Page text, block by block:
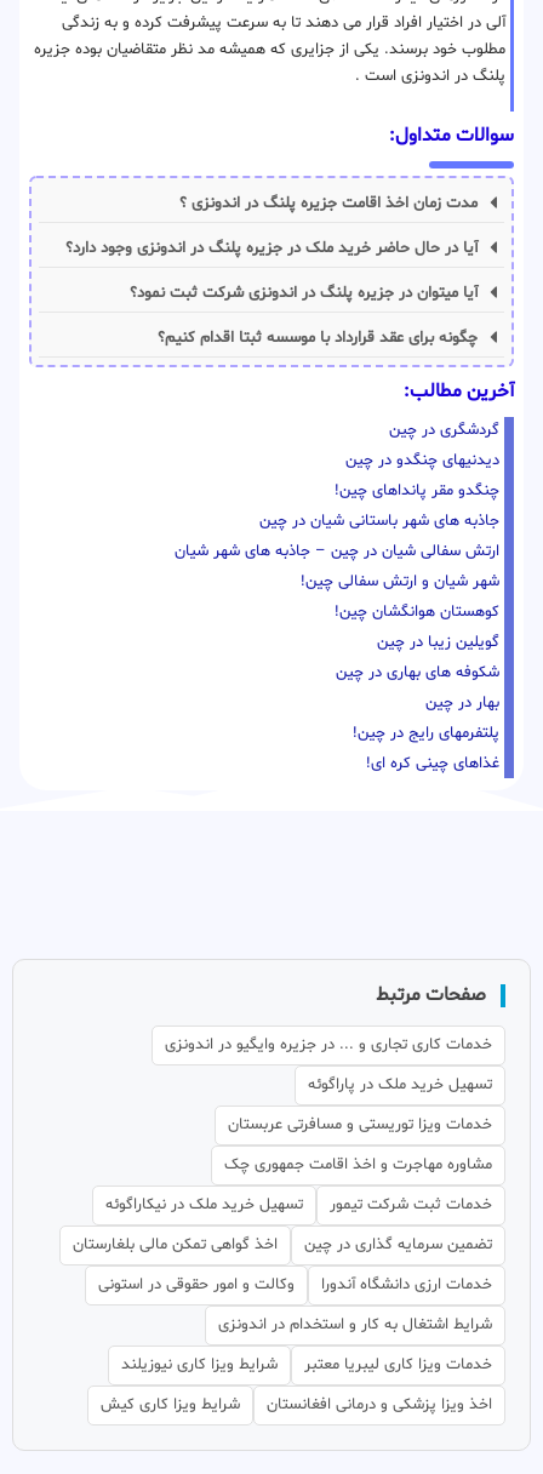
آلی در اختیار افراد قرار می دهند تا به سرعت پیشرفت کرده و به زندگی
مطلوب خود برسند. یکی از جزایری که همیشه مد نظر متقاضیان بوده جزیره
پلنگ در اندونزی است .
سوالات متداول:
مدت زمان اخذ اقامت جزیره پلنگ در اندونزی ؟
آیا در حال حاضر خرید ملک در جزیره پلنگ در اندونزی وجود دارد؟
آیا میتوان در جزیره پلنگ در اندونزی شرکت ثبت نمود؟
چگونه برای عقد قرارداد با موسسه ثبتا اقدام کنیم؟
آخرین مطالب:
گردشگری در چین
دیدنیهای چنگدو در چین
چنگدو مقر پانداهای چین!
جاذبه های شهر باستانی شیان در چین
ارتش سفالی شیان در چین – جاذبه های شهر شیان
شهر شیان و ارتش سفالی چین!
کوهستان هوانگشان چین!
گویلین زیبا در چین
شکوفه های بهاری در چین
بهار در چین
پلتفرمهای رایج در چین!
غذاهای چینی کره ای!
صفحات مرتبط
خدمات کاری تجاری و ... در جزیره وایگیو در اندونزی
تسهیل خرید ملک در پاراگوئه
خدمات ویزا توریستی و مسافرتی عربستان
مشاوره مهاجرت و اخذ اقامت جمهوری چک
خدمات ثبت شرکت تیمور
تسهیل خرید ملک در نیکاراگوئه
تضمین سرمایه گذاری در چین
اخذ گواهی تمکن مالی بلغارستان
خدمات ارزی دانشگاه آندورا
وکالت و امور حقوقی در استونی
شرایط اشتغال به کار و استخدام در اندونزی
خدمات ویزا کاری لیبریا معتبر
شرایط ویزا کاری نیوزیلند
اخذ ویزا پزشکی و درمانی افغانستان
شرایط ویزا کاری کیش